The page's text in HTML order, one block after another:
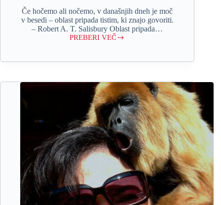
Če hočemo ali nočemo, v današnjih dneh je moč
v besedi – oblast pripada tistim, ki znajo govoriti.
– Robert A. T. Salisbury Oblast pripada…
PREBERI VEČ
Moč